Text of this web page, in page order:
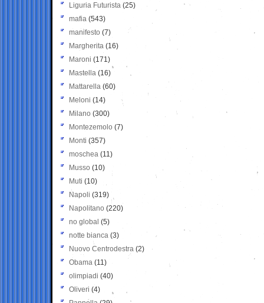
Liguria Futurista (25)
mafia (543)
manifesto (7)
Margherita (16)
Maroni (171)
Mastella (16)
Mattarella (60)
Meloni (14)
Milano (300)
Montezemolo (7)
Monti (357)
moschea (11)
Musso (10)
Muti (10)
Napoli (319)
Napolitano (220)
no global (5)
notte bianca (3)
Nuovo Centrodestra (2)
Obama (11)
olimpiadi (40)
Oliveri (4)